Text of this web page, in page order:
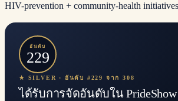
HIV-prevention + community-health initiatives
อันดับ
229
★ SILVER · อันดับ #229 จาก 308
ได้รับการจัดอันดับใน PrideShow